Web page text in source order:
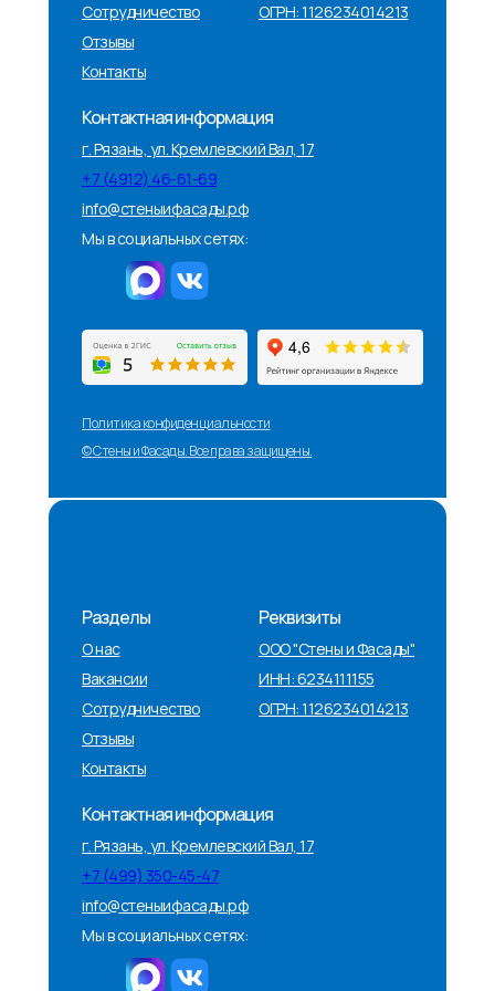
г. Рязань, ул. Кремлевский Вал, 17
+7 (4912) 46-61-69
info@стеныифасады.рф
Мы в социальных сетях:
ОГРН: 1126234014213
Контактная информация
Сотрудничество
Отзывы
Контакты
© Стены и Фасады. Все права защищены.
Политика конфиденциальности
Разделы
г. Рязань, ул. Кремлевский Вал, 17
+7 (499) 350-45-47
info@стеныифасады.рф
Мы в социальных сетях:
ИНН: 6234111155
ООО "Стены и Фасады"
ОГРН: 1126234014213
Реквизиты
Контактная информация
О нас
Сотрудничество
Отзывы
Вакансии
Контакты